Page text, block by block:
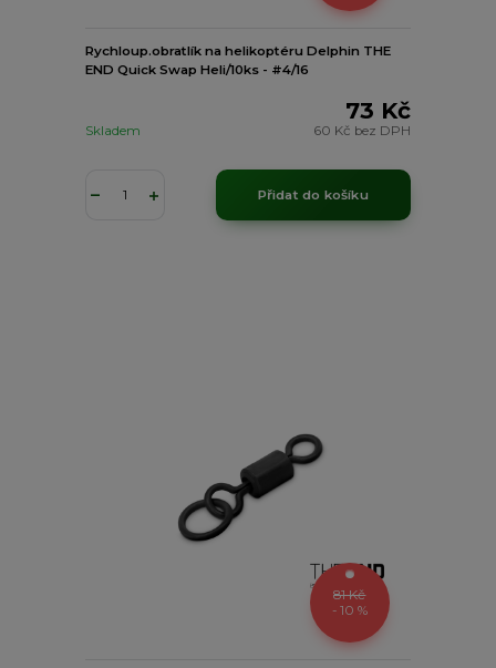
Rychloup.obratlík na helikoptéru Delphin THE
END Quick Swap Heli/10ks - #4/16
73 Kč
60 Kč bez DPH
Skladem
Přidat do košíku
81 Kč
- 10 %